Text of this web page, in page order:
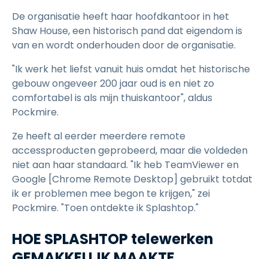
De organisatie heeft haar hoofdkantoor in het
Shaw House, een historisch pand dat eigendom is
van en wordt onderhouden door de organisatie.
"Ik werk het liefst vanuit huis omdat het historische
gebouw ongeveer 200 jaar oud is en niet zo
comfortabel is als mijn thuiskantoor", aldus
Pockmire.
Ze heeft al eerder meerdere remote
accessproducten geprobeerd, maar die voldeden
niet aan haar standaard. "Ik heb TeamViewer en
Google [Chrome Remote Desktop] gebruikt totdat
ik er problemen mee begon te krijgen," zei
Pockmire. "Toen ontdekte ik Splashtop."
HOE SPLASHTOP telewerken